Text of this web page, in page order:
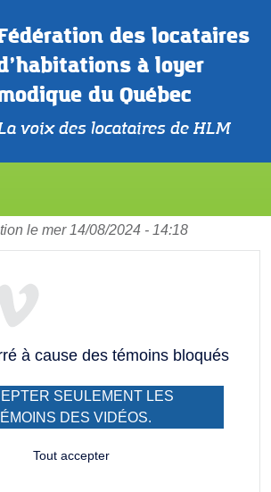
des locataires
à loyer
du Québec
voix des locataires de HLM
?
le mer 14/08/2024 - 14:18
à cause des témoins bloqués
SEULEMENT LES
DES VIDÉOS.
Tout accepter